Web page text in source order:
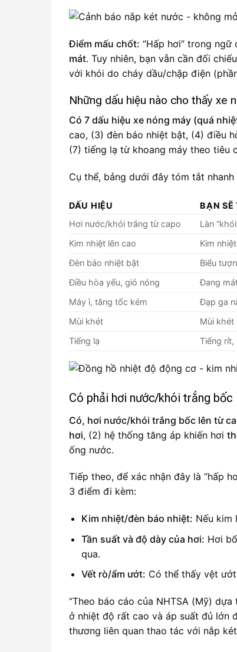
Điểm mấu chốt: “Hấp hơi” trong
mát. Tuy nhiên, bạn vẫn cần đối
với khói do cháy dầu/chập điện
Những dấu hiệu nào cho thấy xe
Có 7 dấu hiệu xe nóng máy (quá
cao, (3) đèn báo nhiệt bật, (4) điều
(7) tiếng lạ từ khoang máy theo tiêu
Cụ thể, bảng dưới đây tóm tắt nhanh
DẤU HIỆU BẠN SẼ
Hơi nước/khói trắng từ capo
Làn
Kim nhiệt lên cao
Kim
Đèn báo nhiệt bật
Biểu
Điều hòa yếu, gió nóng
Đang
Máy ì, tăng tốc kém
Đạp ga
Mùi khét
Mùi
Tiếng lạ
Tiếng
Có phải hơi nước/khói trắng
Có, hơi nước/khói trắng bốc lên từ
hơi, (2) hệ thống tăng áp khiến hơi
ống nước.
Tiếp theo, để xác nhận đây là “hấp
3 điểm đi kèm:
Kim nhiệt/đèn báo nhiệt: Nếu kim
Tần suất và độ dày của hơi: Hơi
qua.
Vết rò/ẩm ướt: Có thể thấy vệt
“Theo báo cáo của NHTSA (Mỹ)
ở nhiệt độ rất cao và áp suất đủ lớn
thương liên quan thao tác với nắp